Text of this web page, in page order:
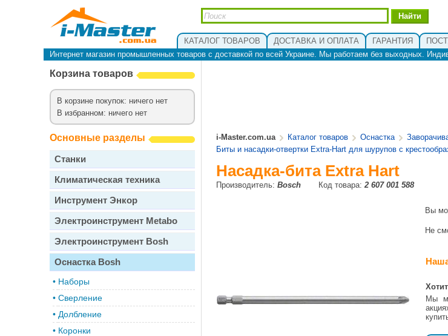
КАТАЛОГ ТОВАРОВ ДОСТАВКА И ОПЛАТА ГАРАНТИЯ
Интернет магазин промышленных товаров с доставкой по всей Украине. Мы работаем без выходных.
Корзина товаров
В корзине покупок: ничего нет
В избранном: ничего нет
Основные разделы
Станки
Климатическая техника
Инструмент Энкор
Электроинструмент Metabo
Электроинструмент Bosh
Оснастка Bosh
• Наборы
• Сверление
• Долбление
• Коронки
i-Master.com.ua Каталог товаров Оснастка
Биты и насадки-отвертки Extra-Hart для шурупов с
Насадка-бита Extra Hart
Производитель: Bosch Код товара: 2 607 001 588
Вы
Не
Мы